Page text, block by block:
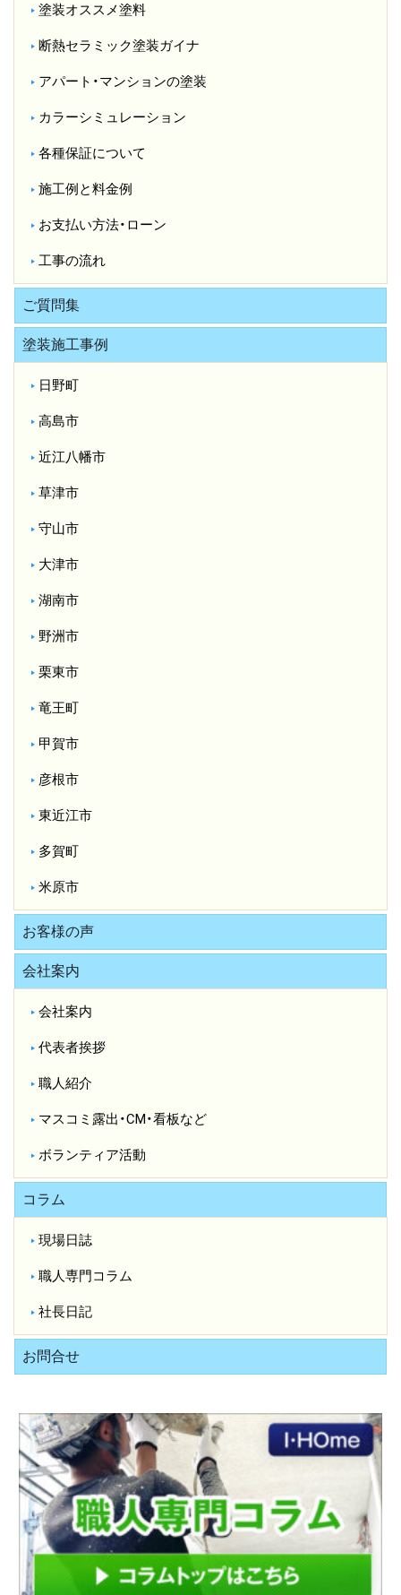
塗装オススメ塗料
断熱セラミック塗装ガイナ
アパート・マンションの塗装
カラーシミュレーション
各種保証について
施工例と料金例
お支払い方法・ローン
工事の流れ
ご質問集
塗装施工事例
日野町
高島市
近江八幡市
草津市
守山市
大津市
湖南市
野洲市
栗東市
竜王町
甲賀市
彦根市
東近江市
多賀町
米原市
お客様の声
会社案内
会社案内
代表者挨拶
職人紹介
マスコミ露出・CM・看板など
ボランティア活動
コラム
現場日誌
職人専門コラム
社長日記
お問合せ